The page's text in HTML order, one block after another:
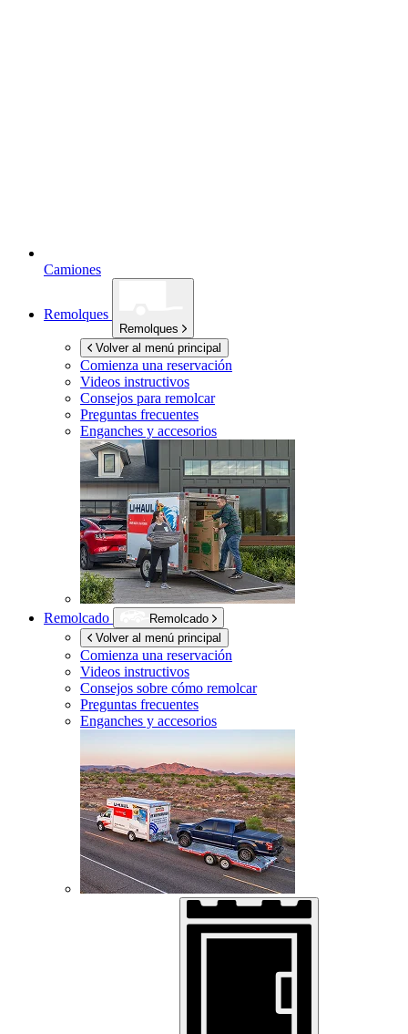
Camiones
Remolques
Remolques
Volver al menú principal
Comienza una reservación
Videos instructivos
Consejos para remolcar
Preguntas frecuentes
Enganches y accesorios
Remolcado
Remolcado
Volver al menú principal
Comienza una reservación
Videos instructivos
Consejos sobre cómo remolcar
Preguntas frecuentes
Enganches y accesorios